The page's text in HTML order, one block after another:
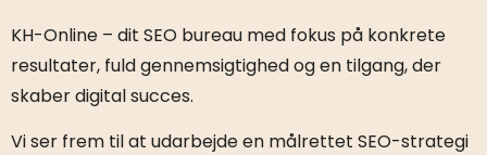
KH-Online – dit SEO bureau med fokus på konkrete
resultater, fuld gennemsigtighed og en tilgang, der
skaber digital succes.
Vi ser frem til at udarbejde en målrettet SEO-strategi